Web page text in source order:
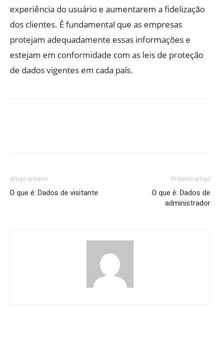
experiência do usuário e aumentarem a fidelização
dos clientes. É fundamental que as empresas
protejam adequadamente essas informações e
estejam em conformidade com as leis de proteção
de dados vigentes em cada país.
Artigo anterior
O que é: Dados de visitante
Próximo artigo
O que é: Dados de
administrador